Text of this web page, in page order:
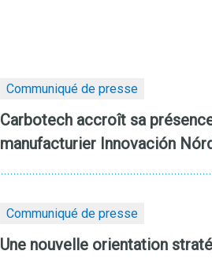
Communiqué de presse
Carbotech accroît sa
manufacturier Innovación
Communiqué de presse
Une nouvelle orientation